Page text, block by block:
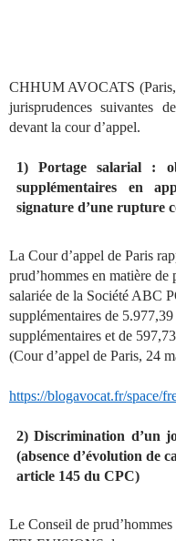
CHHUM AVOCATS (Paris,
jurisprudences suivantes
devant la cour d’appel.
1) Portage salarial :
supplémentaires en
signature d’une rupture
La Cour d’appel de Paris
prud’hommes en matière
salariée de la Société ABC
supplémentaires de
supplémentaires et de
(Cour d’appel de Paris, 24
https://blogavocat.fr/space/
2) Discrimination d’un
(absence d’évolution de
article 145 du CPC)
Le Conseil de